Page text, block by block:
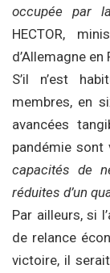
occupée par
HECTOR,
d’Allemagne en
S’il n’est
membres, en
avancées
pandémie sont
capacités de
réduites d’un
Par ailleurs, si
de relance
victoire, il